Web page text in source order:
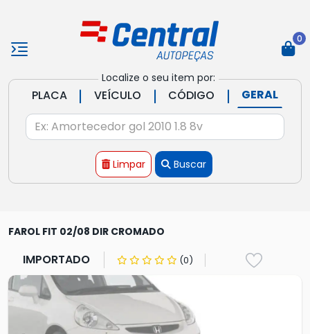
Localize o seu item por:
PLACA | VEÍCULO | CÓDIGO | GERAL
Limpar Buscar
0
FAROL FIT 02/08 DIR CROMADO
IMPORTADO (0)